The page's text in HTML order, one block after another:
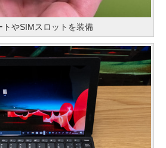
トやSIMスロットを装備